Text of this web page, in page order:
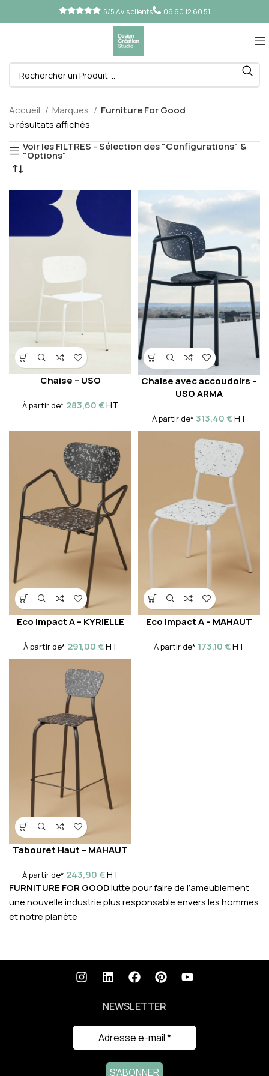
5/5 Avis clients 06 60 12 60 51
Accueil Marques
Furniture For Good
5 résultats affichés
Voir les FILTRES - Sélection des "Configurations" &
"Options"
Chaise – USO
À partir de* 283,60€HT
Chaise avec accoudoirs –
USO ARMA
À partir de* 313,40€HT
Eco Impact A – KYRIELLE
À partir de* 291,00€HT
Eco Impact A – MAHAUT
À partir de* 173,10€HT
Tabouret Haut – MAHAUT
À partir de* 243,90€HT
FURNITURE FOR GOODlutte pour faire de l’ameublement
une nouvelle industrie plus responsable envers les hommes
et notre planète
NEWSLETTER